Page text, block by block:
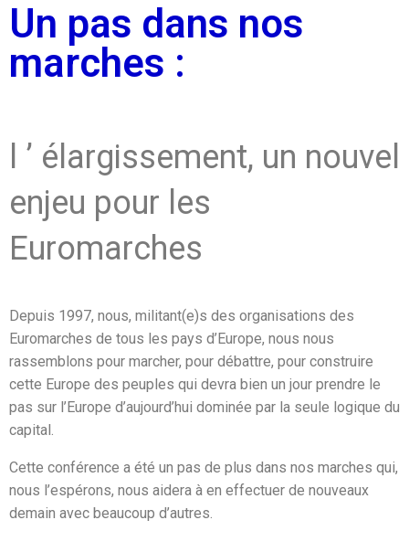
Un pas dans nos
marches :
l ’ élargissement, un nouvel
enjeu pour les
Euromarches
Depuis 1997, nous, militant(e)s des organisations des
Euromarches de tous les pays d’Europe, nous nous
rassemblons pour marcher, pour débattre, pour construire
cette Europe des peuples qui devra bien un jour prendre le
pas sur l’Europe d’aujourd’hui dominée par la seule logique du
capital.
Cette conférence a été un pas de plus dans nos marches qui,
nous l’espérons, nous aidera à en effectuer de nouveaux
demain avec beaucoup d’autres.